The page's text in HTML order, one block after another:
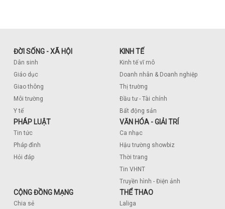
ĐỜI SỐNG - XÃ HỘI
Dân sinh
Giáo dục
Giao thông
Môi trường
Y tế
KINH TẾ
Kinh tế vĩ mô
Doanh nhân & Doanh nghiệp
Thị trường
Đầu tư - Tài chính
Bất động sản
PHÁP LUẬT
Tin tức
Pháp đình
Hỏi đáp
VĂN HÓA - GIẢI TRÍ
Ca nhạc
Hậu trường showbiz
Thời trang
Tin VHNT
Truyền hình - Điện ảnh
CỘNG ĐỒNG MẠNG
Chia sẻ
THỂ THAO
Laliga